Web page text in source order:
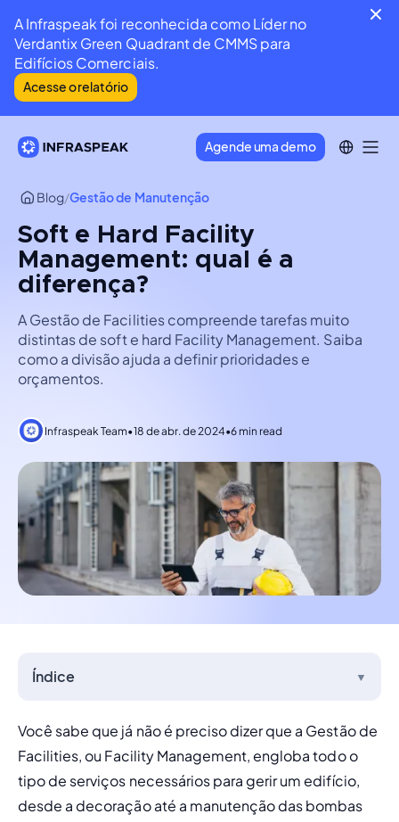
A Infraspeak foi reconhecida como Líder no
Verdantix Green Quadrant de CMMS para
Edifícios Comerciais.
Acesse o relatório
Agende uma demo
Blog/Gestão de Manutenção
Soft e Hard Facility
Management: qual é a
diferença?
A Gestão de Facilities compreende tarefas muito
distintas de soft e hard Facility Management. Saiba
como a divisão ajuda a definir prioridades e
orçamentos.
Infraspeak Team•18 de abr. de 2024•6 min read
Índice ▼
Você sabe que já não é preciso dizer que a Gestão de
Facilities, ou Facility Management, engloba todo o
tipo de serviços necessários para gerir um edifício,
desde a decoração até a manutenção das bombas